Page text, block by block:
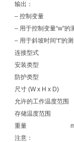
输出：
– 控制变量 U 0
– 用于控制变量“w"
– 用于斜坡时间“t"的
连接型式
安装类型 符合
防护类型 符
尺寸 (W x H x
允许的工作温
存储温度范
重量 m
注意：